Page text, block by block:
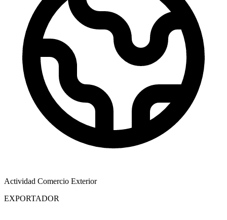
Actividad Comercio Exterior
EXPORTADOR